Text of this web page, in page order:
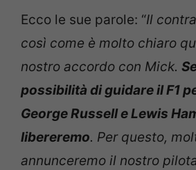
Ecco le sue parole: “Il
così come è molto chiaro
nostro accordo con Mick.
possibilità di guidare il F1
George Russell e Lewis
libereremo. Per questo,
annunceremo il nostro